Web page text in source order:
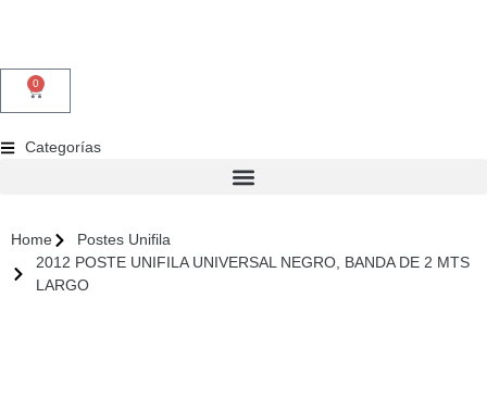
0
Categorías
Home
Postes Unifila
2012 POSTE UNIFILA UNIVERSAL NEGRO, BANDA DE 2 MTS
LARGO